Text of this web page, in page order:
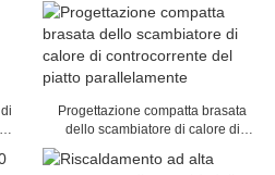
Progettazione compatta brasata
dello scambiatore di calore di
parallelamente